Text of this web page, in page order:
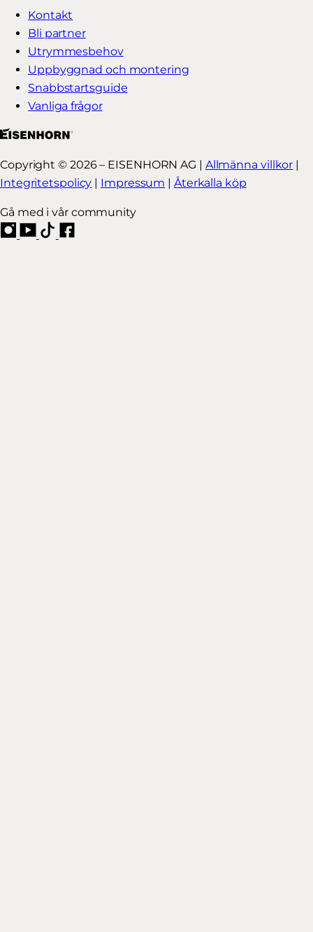
Kontakt
Bli partner
Utrymmesbehov
Uppbyggnad och montering
Snabbstartsguide
Vanliga frågor
Copyright © 2026 – EISENHORN AG | Allmänna villkor |
Integritetspolicy | Impressum | Återkalla köp
Gå med i vår community